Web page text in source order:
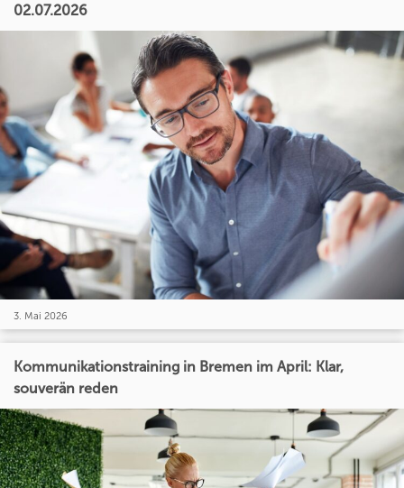
02.07.2026
3. Mai 2026
Kommunikationstraining in Bremen im April: Klar,
souverän reden